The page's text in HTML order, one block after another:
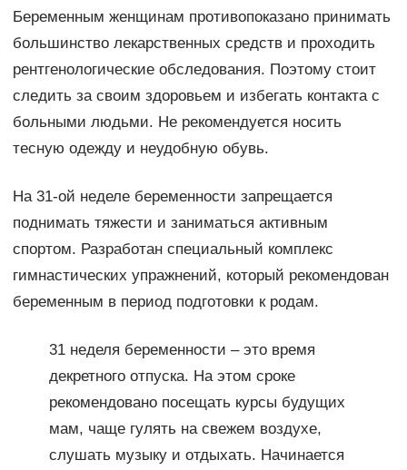
Беременным женщинам противопоказано принимать
большинство лекарственных средств и проходить
рентгенологические обследования. Поэтому стоит
следить за своим здоровьем и избегать контакта с
больными людьми. Не рекомендуется носить
тесную одежду и неудобную обувь.
На 31-ой неделе беременности запрещается
поднимать тяжести и заниматься активным
спортом. Разработан специальный комплекс
гимнастических упражнений, который рекомендован
беременным в период подготовки к родам.
31 неделя беременности – это время
декретного отпуска. На этом сроке
рекомендовано посещать курсы будущих
мам, чаще гулять на свежем воздухе,
слушать музыку и отдыхать. Начинается